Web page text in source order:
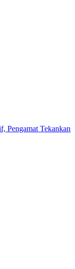
Pengamat Tekankan